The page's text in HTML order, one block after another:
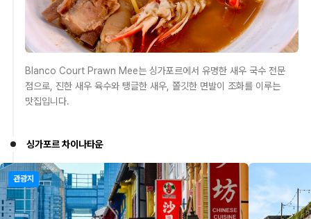
Blanco Court Prawn Mee는 싱가포르에서 유명한 새우 국수 전문
점으로, 진한 새우 육수와 탱글한 새우, 쫄깃한 면발이 조화를 이루는
맛집입니다.
싱가포르 차이나타운
관광지